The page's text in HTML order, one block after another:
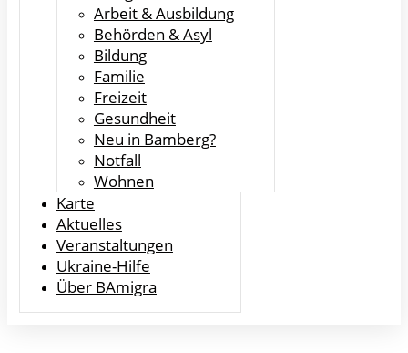
Arbeit & Ausbildung
Behörden & Asyl
Bildung
Familie
Freizeit
Gesundheit
Neu in Bamberg?
Notfall
Wohnen
Karte
Aktuelles
Veranstaltungen
Ukraine-Hilfe
Über BAmigra